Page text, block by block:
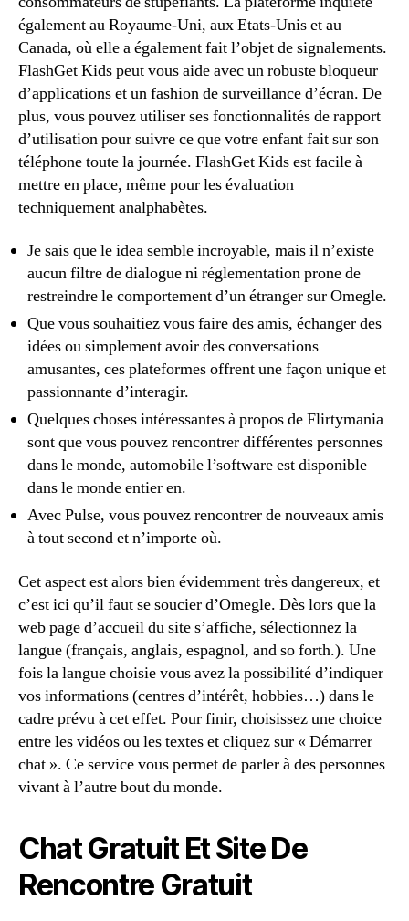
également au Royaume-Uni, aux Etats-Unis et au
Canada, où elle a également fait l’objet de signalements.
FlashGet Kids peut vous aide avec un robuste bloqueur
d’applications et un fashion de surveillance d’écran. De
plus, vous pouvez utiliser ses fonctionnalités de rapport
d’utilisation pour suivre ce que votre enfant fait sur son
téléphone toute la journée. FlashGet Kids est facile à
mettre en place, même pour les évaluation
techniquement analphabètes.
Je sais que le idea semble incroyable, mais il n’existe
aucun filtre de dialogue ni réglementation prone de
restreindre le comportement d’un étranger sur Omegle.
Que vous souhaitiez vous faire des amis, échanger des
idées ou simplement avoir des conversations
amusantes, ces plateformes offrent une façon unique et
passionnante d’interagir.
Quelques choses intéressantes à propos de Flirtymania
sont que vous pouvez rencontrer différentes personnes
dans le monde, automobile l’software est disponible
dans le monde entier en.
Avec Pulse, vous pouvez rencontrer de nouveaux amis
à tout second et n’importe où.
Cet aspect est alors bien évidemment très dangereux, et
c’est ici qu’il faut se soucier d’Omegle. Dès lors que la
web page d’accueil du site s’affiche, sélectionnez la
langue (français, anglais, espagnol, and so forth.). Une
fois la langue choisie vous avez la possibilité d’indiquer
vos informations (centres d’intérêt, hobbies…) dans le
cadre prévu à cet effet. Pour finir, choisissez une choice
entre les vidéos ou les textes et cliquez sur « Démarrer
chat ». Ce service vous permet de parler à des personnes
vivant à l’autre bout du monde.
Chat Gratuit Et Site De
Rencontre Gratuit